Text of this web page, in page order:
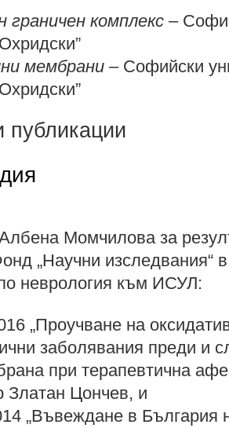
граничен комплекс –
мембрани – Софийски
публикации
Момчилова за
„Научни изследвания“
неврология към ИСУЛ:
„Проучване на
заболявания преди и
при терапевтична
Златан Цончев, и
„Въвеждане в България